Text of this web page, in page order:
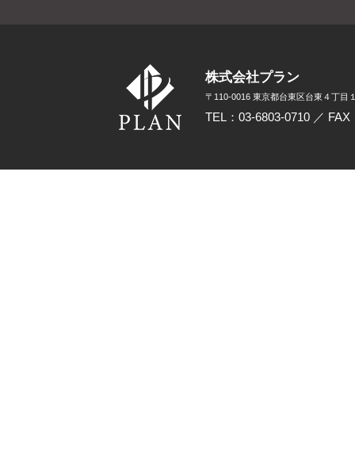
株式会社プラン
〒110-0016 東京都台東区台東４丁目
TEL：03-6803-0710 ／ FAX